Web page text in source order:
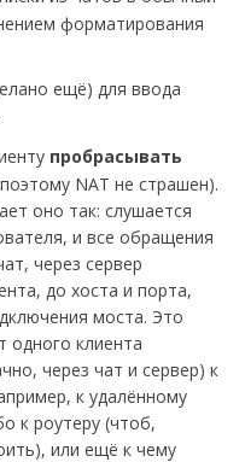
форматирования
ещё) для ввода
пробрасывать
NAT не страшен).
оно так: слушается
и все обращения
через сервер
до хоста и порта,
моста. Это
одного клиента
через чат и сервер) к
к удалённому
к роутеру (чтоб,
или ещё к чему